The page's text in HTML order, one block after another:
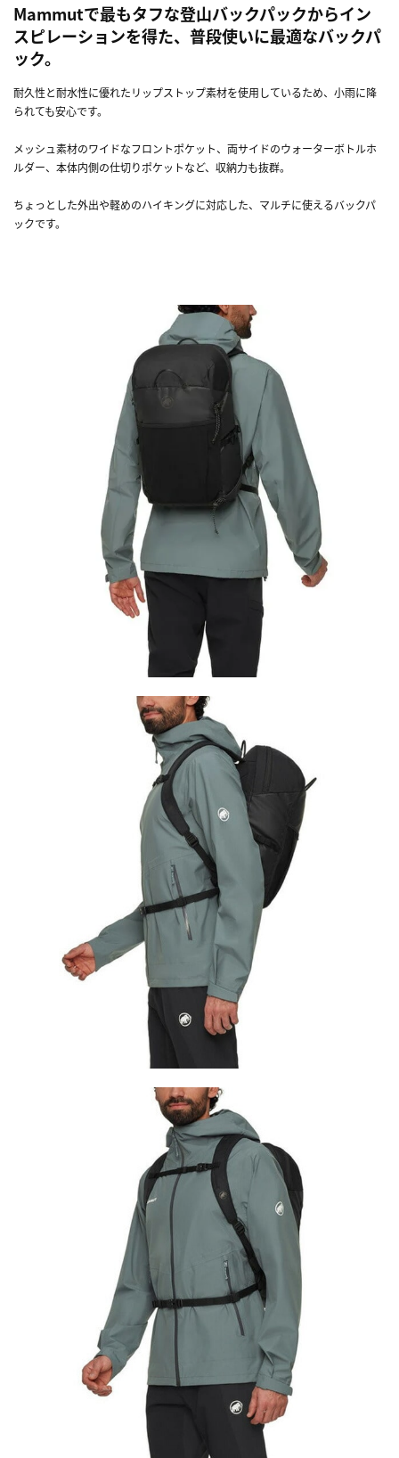
Mammutで最もタフな登山バックパックからイン
スピレーションを得た、普段使いに最適なバックパ
ック。
耐久性と耐水性に優れたリップストップ素材を使用しているため、小雨に降
られても安心です。
メッシュ素材のワイドなフロントポケット、両サイドのウォーターボトルホ
ルダー、本体内側の仕切りポケットなど、収納力も抜群。
ちょっとした外出や軽めのハイキングに対応した、マルチに使えるバックパ
ックです。